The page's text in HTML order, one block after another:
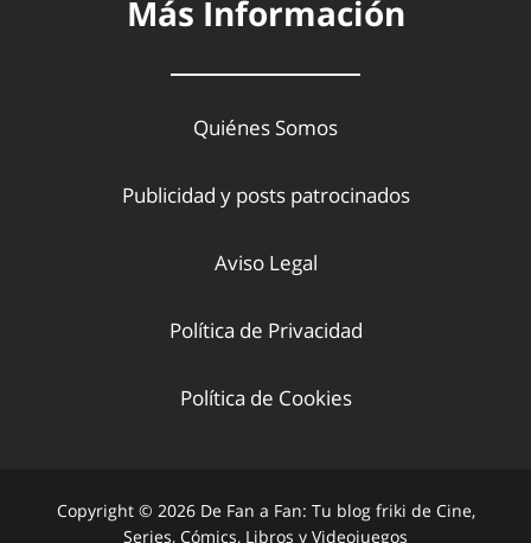
Más Información
Quiénes Somos
Publicidad y posts patrocinados
Aviso Legal
Política de Privacidad
Política de Cookies
Copyright © 2026 De Fan a Fan: Tu blog friki de Cine,
Series, Cómics, Libros y Videojuegos